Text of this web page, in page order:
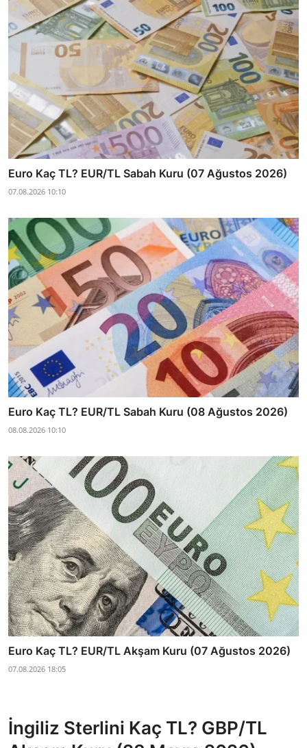
Euro Kaç TL? EUR/TL Sabah Kuru (07 Ağustos 2026)
07.08.2026 10:10
Euro Kaç TL? EUR/TL Sabah Kuru (08 Ağustos 2026)
08.08.2026 10:10
Euro Kaç TL? EUR/TL Akşam Kuru (07 Ağustos 2026)
07.08.2026 18:05
İngiliz Sterlini Kaç TL? GBP/TL